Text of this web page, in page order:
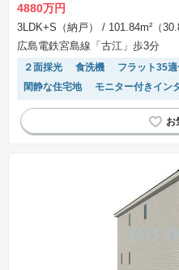
4880万円
3LDK+S（納戸）
/ 101.84m²（
広島電鉄宮島線「古江」歩3分
２面採光 食洗機 フラット35
閑静な住宅地
モニター付きイン
システムキッチン
平坦地 SIC
窓付き浴室